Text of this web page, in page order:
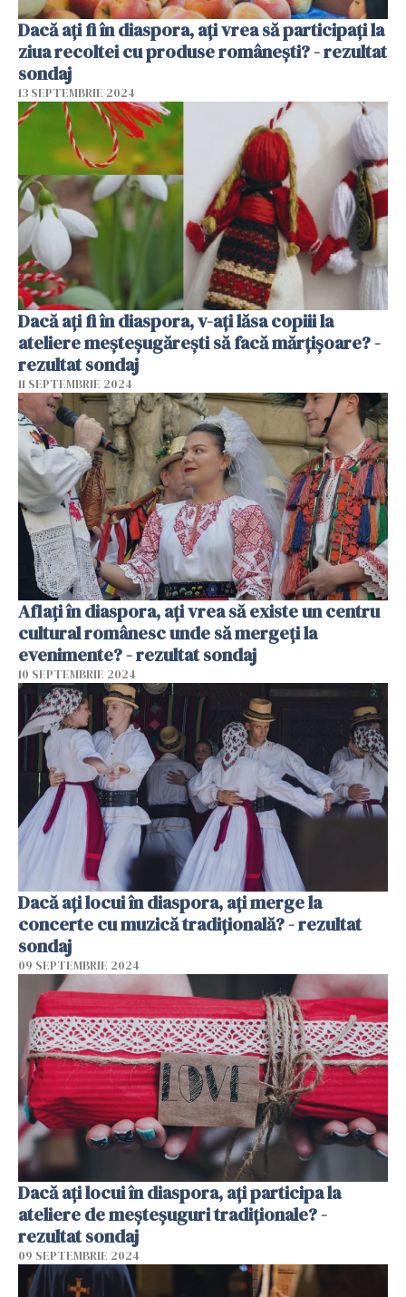
Dacă ați fi în diaspora, ați vrea să participați la
ziua recoltei cu produse românești? - rezultat
sondaj
13 SEPTEMBRIE 2024
Dacă ați fi în diaspora, v-ați lăsa copiii la
ateliere meșteșugărești să facă mărțișoare? -
rezultat sondaj
11 SEPTEMBRIE 2024
Aflați în diaspora, ați vrea să existe un centru
cultural românesc unde să mergeți la
evenimente? - rezultat sondaj
10 SEPTEMBRIE 2024
Dacă ați locui în diaspora, ați merge la
concerte cu muzică tradițională? - rezultat
sondaj
09 SEPTEMBRIE 2024
Dacă ați locui în diaspora, ați participa la
ateliere de meșteșuguri tradiționale? -
rezultat sondaj
09 SEPTEMBRIE 2024